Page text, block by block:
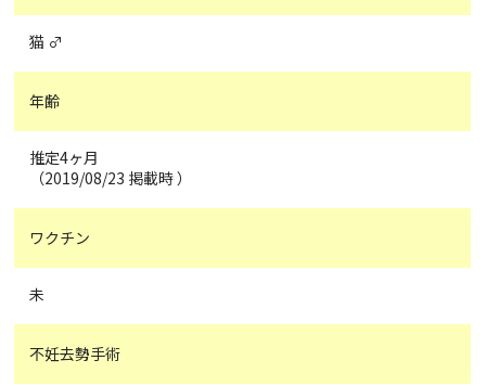
猫 ♂
年齢
推定4ヶ月
（2019/08/23 掲載時 ）
ワクチン
未
不妊去勢手術